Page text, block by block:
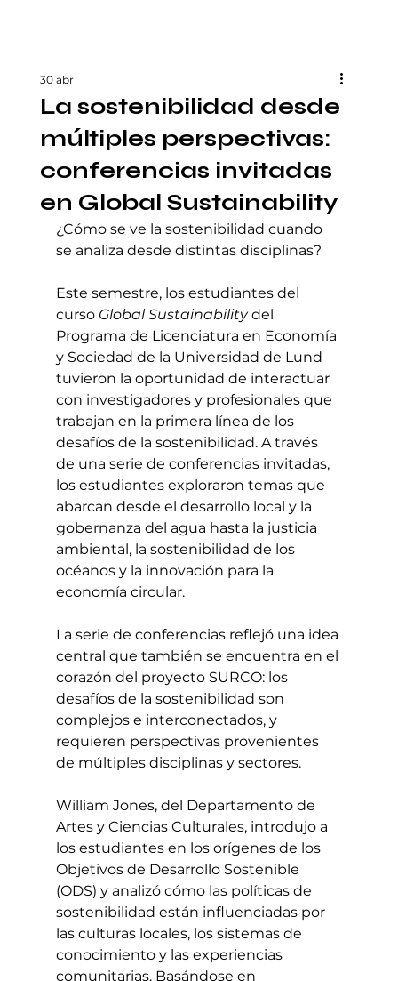
La sostenibilidad desde
múltiples perspectivas:
conferencias invitadas
en Global Sustainability
30 abr
¿Cómo se ve la sostenibilidad cuando
se analiza desde distintas disciplinas?
Este semestre, los estudiantes del
curso Global Sustainability del
Programa de Licenciatura en Economía
y Sociedad de la Universidad de Lund
tuvieron la oportunidad de interactuar
con investigadores y profesionales que
trabajan en la primera línea de los
desafíos de la sostenibilidad. A través
de una serie de conferencias invitadas,
los estudiantes exploraron temas que
abarcan desde el desarrollo local y la
gobernanza del agua hasta la justicia
ambiental, la sostenibilidad de los
océanos y la innovación para la
economía circular.
La serie de conferencias reflejó una idea
central que también se encuentra en el
corazón del proyecto SURCO: los
desafíos de la sostenibilidad son
complejos e interconectados, y
requieren perspectivas provenientes
de múltiples disciplinas y sectores.
William Jones, del Departamento de
Artes y Ciencias Culturales, introdujo a
los estudiantes en los orígenes de los
Objetivos de Desarrollo Sostenible
(ODS) y analizó cómo las políticas de
sostenibilidad están influenciadas por
las culturas locales, los sistemas de
conocimiento y las experiencias
comunitarias. Basándose en